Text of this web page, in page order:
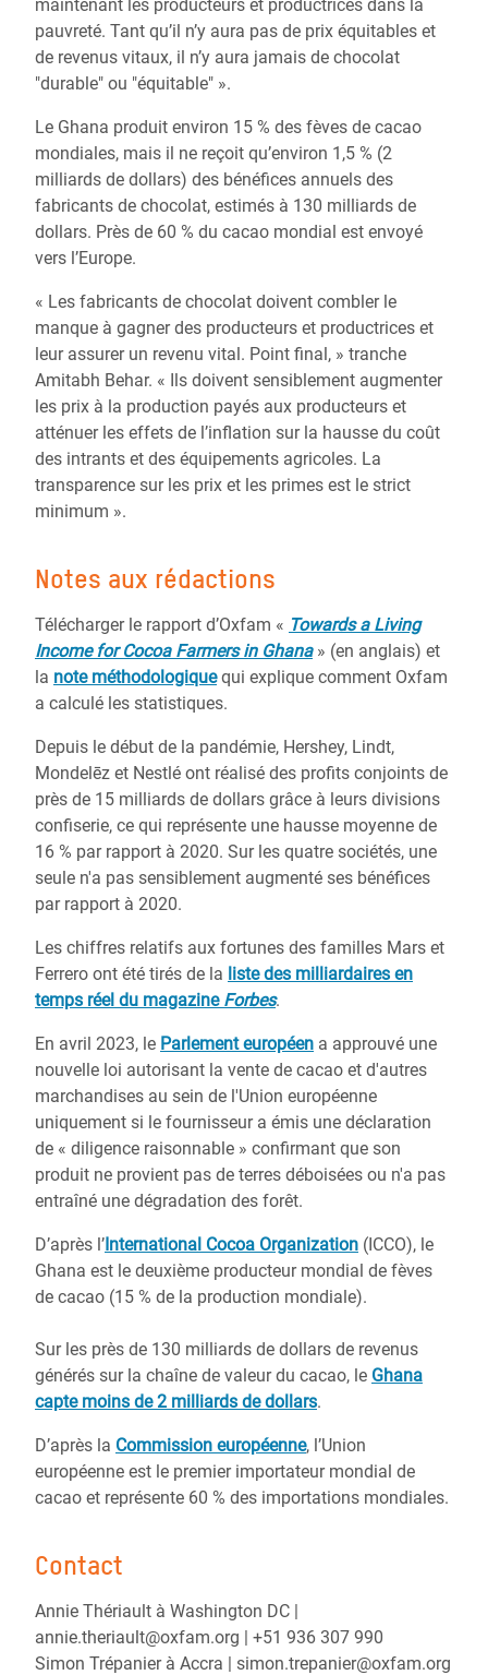
maintenant les producteurs et productrices dans la
pauvreté. Tant qu’il n’y aura pas de prix équitables et
de revenus vitaux, il n’y aura jamais de chocolat
"durable" ou "équitable" ».
Le Ghana produit environ 15 % des fèves de cacao
mondiales, mais il ne reçoit qu’environ 1,5 % (2
milliards de dollars) des bénéfices annuels des
fabricants de chocolat, estimés à 130 milliards de
dollars. Près de 60 % du cacao mondial est envoyé
vers l’Europe.
« Les fabricants de chocolat doivent combler le
manque à gagner des producteurs et productrices et
leur assurer un revenu vital. Point final, » tranche
Amitabh Behar. « Ils doivent sensiblement augmenter
les prix à la production payés aux producteurs et
atténuer les effets de l’inflation sur la hausse du coût
des intrants et des équipements agricoles. La
transparence sur les prix et les primes est le strict
minimum ».
Notes aux rédactions
Télécharger le rapport d’Oxfam « Towards a Living
Income for Cocoa Farmers in Ghana» (en anglais) et
la note méthodologiquequi explique comment Oxfam
a calculé les statistiques.
Depuis le début de la pandémie, Hershey, Lindt,
Mondelēz et Nestlé ont réalisé des profits conjoints de
près de 15 milliards de dollars grâce à leurs divisions
confiserie, ce qui représente une hausse moyenne de
16 % par rapport à 2020. Sur les quatre sociétés, une
seule n'a pas sensiblement augmenté ses bénéfices
par rapport à 2020.
Les chiffres relatifs aux fortunes des familles Mars et
Ferrero ont été tirés de la liste des milliardaires en
temps réel du magazine Forbes.
En avril 2023, le Parlement européen a approuvé une
nouvelle loi autorisant la vente de cacao et d'autres
marchandises au sein de l'Union européenne
uniquement si le fournisseur a émis une déclaration
de « diligence raisonnable » confirmant que son
produit ne provient pas de terres déboisées ou n'a pas
entraîné une dégradation des forêt.
D’après l’International Cocoa Organization (ICCO), le
Ghana est le deuxième producteur mondial de fèves
de cacao (15 % de la production mondiale).
Sur les près de 130 milliards de dollars de revenus
générés sur la chaîne de valeur du cacao, le Ghana
capte moins de 2 milliards de dollars.
D’après la Commission européenne, l’Union
européenne est le premier importateur mondial de
cacao et représente 60 % des importations mondiales.
Contact
Annie Thériault à Washington DC |
annie.theriault@oxfam.org | +51 936 307 990
Simon Trépanier à Accra | simon.trepanier@oxfam.org